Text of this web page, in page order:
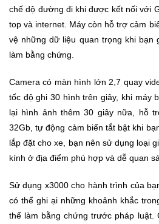
Máy
bay
flycam
Chơi
Trẻ
Em
Đồng
Hồ
Phụ
Kiện
chế dộ đường đi khi được kết nối với
top và internet. Máy còn hỗ trợ cảm
vệ những dữ liệu quan trọng khi bạn
làm bằng chứng.
Camera có màn hình lớn 2,7 quay
tốc độ ghi 30 hình trên giây, khi máy
lại hình ảnh thêm 30 giây nữa, hỗ
32Gb, tự động cảm biến tắt bật khi
lắp đặt cho xe, bạn nên sử dụng loại
kính ở địa điểm phù hợp và dễ quan
Sử dụng x3000 cho hành trình của
có thể ghi ại những khoảnh khắc
thể làm bằng chứng trước pháp luật.